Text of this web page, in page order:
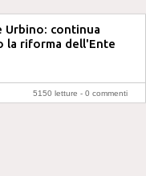
Urbino: continua
la riforma dell'Ente
5150 letture - 0 commenti